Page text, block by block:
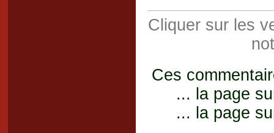
Cliquer sur les
Ces
... la page
... la page